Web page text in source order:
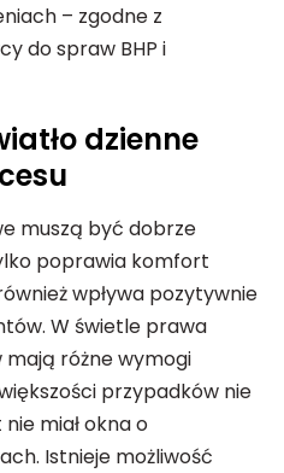
– zgodne z
do spraw BHP i
dzienne
muszą być dobrze
poprawia komfort
wpływa pozytywnie
W świetle prawa
różne wymogi
przypadków nie
miał okna o
Istnieje możliwość